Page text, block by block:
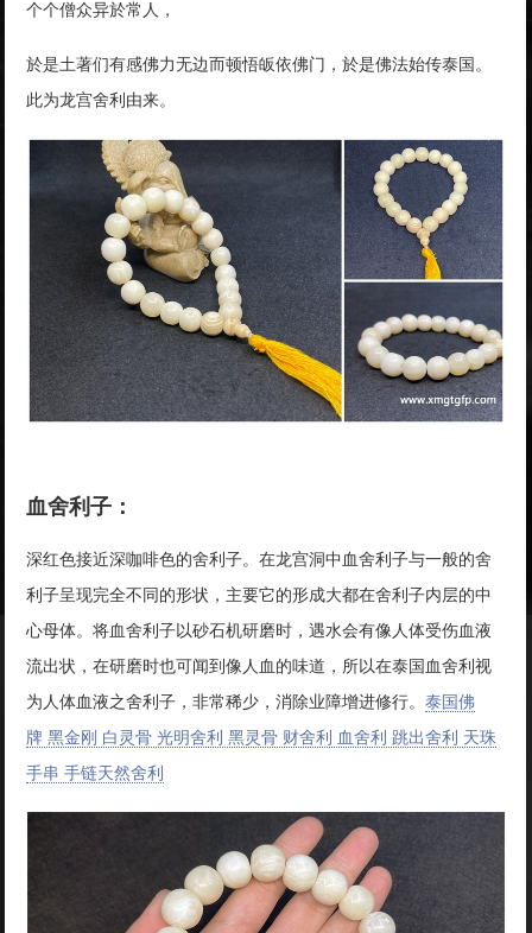
个个僧众异於常人，
於是土著们有感佛力无边而顿悟皈依佛门，於是佛法始传泰国。
此为龙宫舍利由来。
血舍利子：
深红色接近深咖啡色的舍利子。在龙宫洞中血舍利子与一般的舍
利子呈现完全不同的形状，主要它的形成大都在舍利子内层的中
心母体。将血舍利子以砂石机研磨时，遇水会有像人体受伤血液
流出状，在研磨时也可闻到像人血的味道，所以在泰国血舍利视
为人体血液之舍利子，非常稀少，消除业障增进修行。泰国佛
牌 黑金刚 白灵骨 光明舍利 黑灵骨 财舍利 血舍利 跳出舍利 天珠
手串 手链天然舍利